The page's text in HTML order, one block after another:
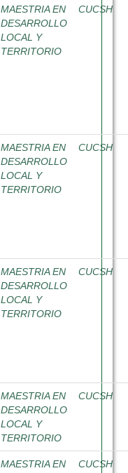
MAESTRIA EN
DESARROLLO
LOCAL Y
TERRITORIO
CUCSH
MAESTRIA EN
DESARROLLO
LOCAL Y
TERRITORIO
CUCSH
MAESTRIA EN
DESARROLLO
LOCAL Y
TERRITORIO
CUCSH
MAESTRIA EN
DESARROLLO
LOCAL Y
TERRITORIO
CUCSH
MAESTRIA EN
CUCSH